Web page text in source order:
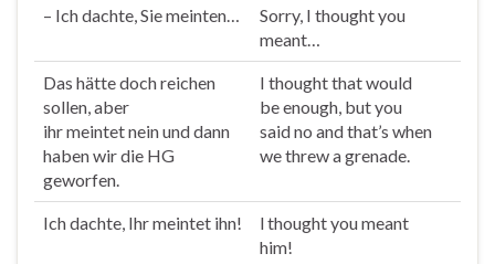
– Ich dachte, Siemeinten… Sorry, I thoughtyou
meant…
Das hätte doch reichen
sollen, aber
ihrmeintetnein und dann
haben wir die HG
geworfen.
I thoughtthat would
be enough, but you
said no and that’s when
we threw a grenade.
Ich dachte, Ihrmeintet ihn! lthoughtyou meant
him!